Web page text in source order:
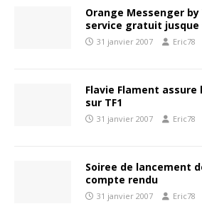
Orange Messenger
service gratuit
31 janvier 2007 Eric78
Flavie Flament
sur TF1
31 janvier 2007 Eric78
Soiree de lancement
compte rendu
31 janvier 2007 Eric78